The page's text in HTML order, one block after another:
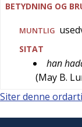
BETYDNING OG
MUNTLIG
SITAT
han
(May B.
Siter denne